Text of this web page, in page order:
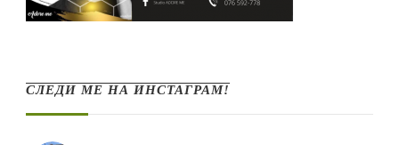
СЛЕДИ МЕ НА ИНСТАГРАМ!